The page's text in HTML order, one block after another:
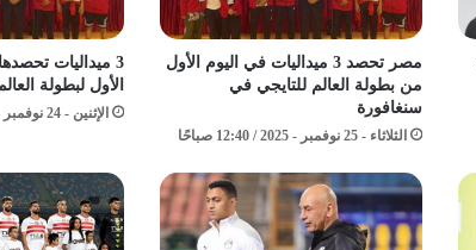
مصر تحصد 3 ميداليات في اليوم الأول
من بطولة العالم للتايجي في
سنغافورة
الثلاثاء - 25 نوفمبر - 2025 / 12:40 صباحًا
3 ميداليات
الأول لبطولة
الإثنين - 24 نوفمبر - 2025 / 12:02 مساءً